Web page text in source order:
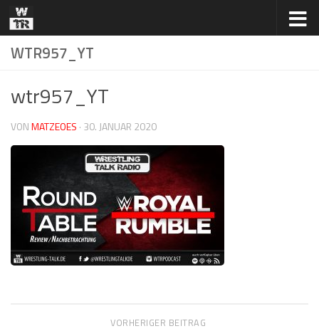
Zum Inhalt springen
WTR957_YT
wtr957_YT
VONMATZEOES · 30. JANUAR 2020
VORHERIGER BEITRAG